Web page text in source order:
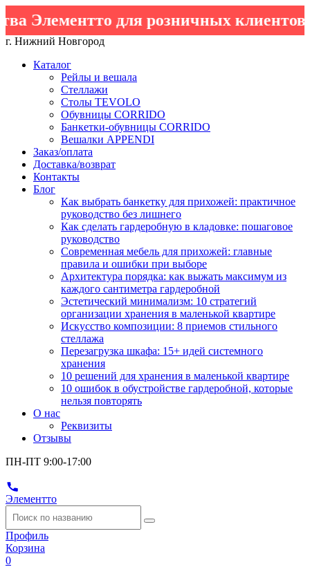
Элементто для розничных клиентов!
г. Нижний Новгород
Каталог
Рейлы и вешала
Стеллажи
Столы TEVOLO
Обувницы CORRIDO
Банкетки-обувницы CORRIDO
Вешалки APPENDI
Заказ/оплата
Доставка/возврат
Контакты
Блог
Как выбрать банкетку для прихожей: практичное
руководство без лишнего
Как сделать гардеробную в кладовке: пошаговое
руководство
Современная мебель для прихожей: главные
правила и ошибки при выборе
Архитектура порядка: как выжать максимум из
каждого сантиметра гардеробной
Эстетический минимализм: 10 стратегий
организации хранения в маленькой квартире
Искусство композиции: 8 приемов стильного
стеллажа
Перезагрузка шкафа: 15+ идей системного
хранения
10 решений для хранения в маленькой квартире
10 ошибок в обустройстве гардеробной, которые
нельзя повторять
О нас
Реквизиты
Отзывы
ПН-ПТ 9:00-17:00
Элементто
Профиль
Корзина
0